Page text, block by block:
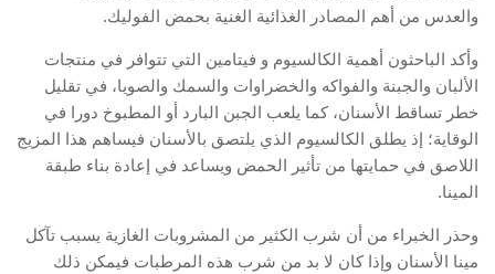
والعدس من أهم المصادر الغذائية الغنية بحمض الفوليك.
وأكد الباحثون أهمية الكالسيوم و فيتامين التي تتوافر في منتجات
الألبان والجبنة والفواكه والخضراوات والسمك والصويا، في تقليل
خطر تساقط الأسنان، كما يلعب الجبن البارد أو المطبوخ دورا في
الوقاية؛ إذ يطلق الكالسيوم الذي يلتصق بالأسنان فيساهم هذا المزيج
اللاصق في حمايتها من تأثير الحمض ويساعد في إعادة بناء طبقة
المينا.
وحذر الخبراء من أن شرب الكثير من المشروبات الغازية يسبب تآكل
مينا الأسنان وإذا كان لا بد من شرب هذه المرطبات فيمكن ذلك